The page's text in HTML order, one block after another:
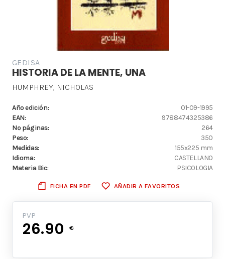
GEDISA
HISTORIA DE LA MENTE, UNA
HUMPHREY, NICHOLAS
Año edición:
01-09-1995
EAN:
9788474325386
Nº páginas:
264
Peso:
350
Medidas:
155x225 mm
Idioma:
CASTELLANO
Materia Bic:
PSICOLOGIA
FICHA EN PDF AÑADIR A FAVORITOS
PVP
26.90 €